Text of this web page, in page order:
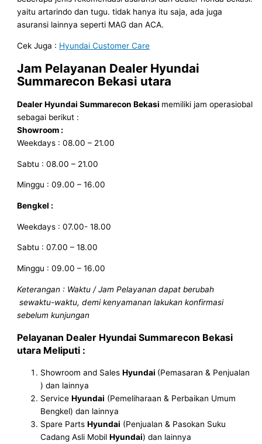
yaitu artarindo dan tugu. tidak hanya itu saja, ada juga
asuransi lainnya seperti MAG dan ACA.
Cek Juga : Hyundai Customer Care
Jam Pelayanan Dealer Hyundai
Summarecon Bekasi utara
Dealer Hyundai Summarecon Bekasi memiliki jam operasiobal
sebagai berikut :
Showroom :
Weekdays : 08.00 – 21.00
Sabtu : 08.00 – 21.00
Minggu : 09.00 – 16.00
Bengkel :
Weekdays : 07.00- 18.00
Sabtu : 07.00 – 18.00
Minggu : 09.00 – 16.00
Keterangan : Waktu / Jam Pelayanan dapat berubah
sewaktu-waktu, demi kenyamanan lakukan konfirmasi
sebelum kunjungan
Pelayanan Dealer Hyundai Summarecon Bekasi
utara Meliputi :
Showroom and SalesHyundai (Pemasaran & Penjualan
) dan lainnya
ServiceHyundai (Pemeliharaan & Perbaikan Umum
Bengkel) dan lainnya
Spare PartsHyundai (Penjualan & Pasokan Suku
Cadang Asli MobilHyundai) dan lainnya